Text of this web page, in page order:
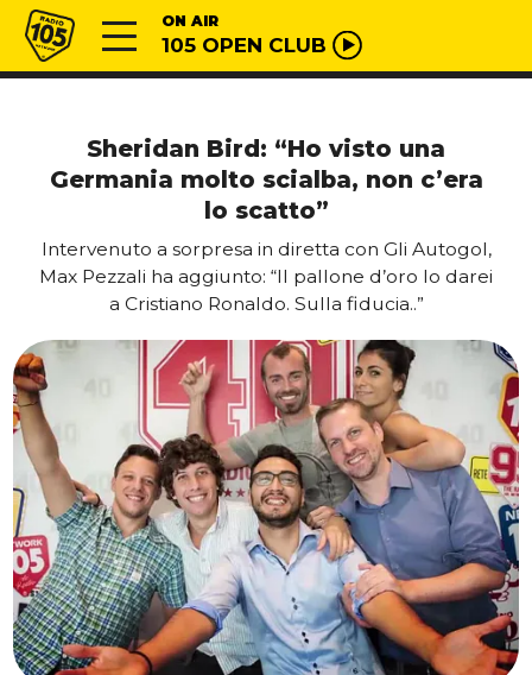
Vai al contenuto
Radio 105 ON AIR
105 OPEN CLUB
Sheridan Bird: “Ho visto una
Germania molto scialba, non c’era
lo scatto”
Intervenuto a sorpresa in diretta con Gli Autogol,
Max Pezzali ha aggiunto: “Il pallone d’oro lo darei
a Cristiano Ronaldo. Sulla fiducia..”